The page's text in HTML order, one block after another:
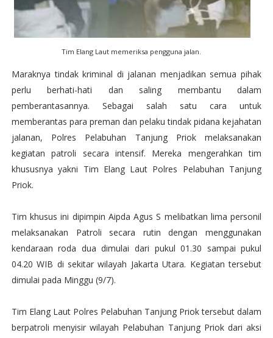
Tim Elang Laut memeriksa pengguna jalan.
Maraknya tindak kriminal di jalanan menjadikan semua pihak
perlu berhati-hati dan saling membantu dalam
pemberantasannya. Sebagai salah satu cara untuk
memberantas para preman dan pelaku tindak pidana kejahatan
jalanan, Polres Pelabuhan Tanjung Priok melaksanakan
kegiatan patroli secara intensif. Mereka mengerahkan tim
khususnya yakni Tim Elang Laut Polres Pelabuhan Tanjung
Priok.
Tim khusus ini dipimpin Aipda Agus S melibatkan lima personil
melaksanakan Patroli secara rutin dengan menggunakan
kendaraan roda dua dimulai dari pukul 01.30 sampai pukul
04.20 WIB di sekitar wilayah Jakarta Utara. Kegiatan tersebut
dimulai pada Minggu (9/7).
Tim Elang Laut Polres Pelabuhan Tanjung Priok tersebut dalam
berpatroli menyisir wilayah Pelabuhan Tanjung Priok dari aksi